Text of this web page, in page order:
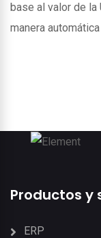
base al valor de la
manera
Productos y
ERP